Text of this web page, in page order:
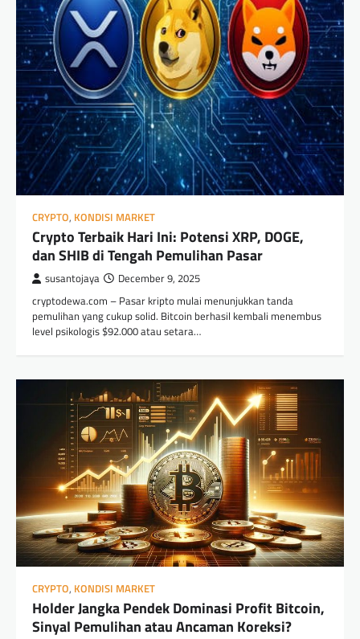
CRYPTO, KONDISI MARKET
Crypto Terbaik Hari Ini: Potensi XRP, DOGE,
dan SHIB di Tengah Pemulihan Pasar
susantojaya December 9, 2025
cryptodewa.com – Pasar kripto mulai menunjukkan tanda
pemulihan yang cukup solid. Bitcoin berhasil kembali menembus
level psikologis $92.000 atau setara…
CRYPTO, KONDISI MARKET
Holder Jangka Pendek Dominasi Profit Bitcoin,
Sinyal Pemulihan atau Ancaman Koreksi?